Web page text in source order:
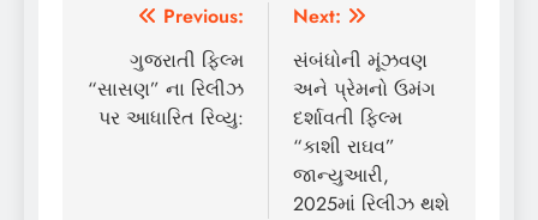
Post
navigation
Previous:
ગુજરાતી ફિલ્મ
“સાસણ” ના રિલીઝ
પર આધારિત રિવ્યુ:
Next:
સંબંધોની મૂંઝવણ
અને પ્રેમનો ઉમંગ
દર્શાવતી ફિલ્મ
“કાશી રાઘવ”
જાન્યુઆરી,
2025માં રિલીઝ થશે